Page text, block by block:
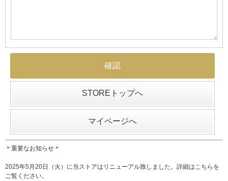
STOREトップへ
マイページへ
＊重要なお知らせ＊
2025年5月20日（火）に当ストアはリニューアル致しました。詳細はこちら を
ご覧ください。